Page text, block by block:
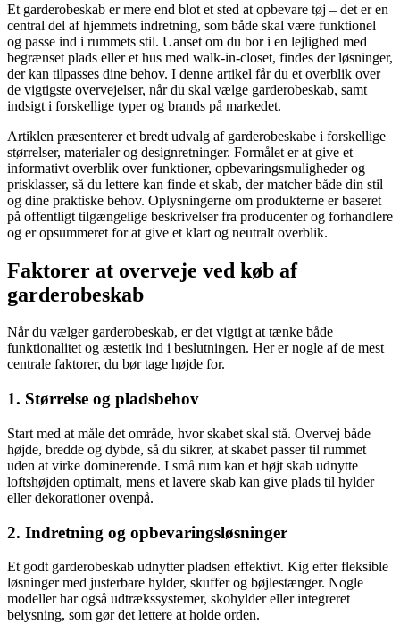
Et garderobeskab er mere end blot et sted at opbevare tøj – det er en
central del af hjemmets indretning, som både skal være funktionel
og passe ind i rummets stil. Uanset om du bor i en lejlighed med
begrænset plads eller et hus med walk-in-closet, findes der løsninger,
der kan tilpasses dine behov. I denne artikel får du et overblik over
de vigtigste overvejelser, når du skal vælge garderobeskab, samt
indsigt i forskellige typer og brands på markedet.
Artiklen præsenterer et bredt udvalg af garderobeskabe i forskellige
størrelser, materialer og designretninger. Formålet er at give et
informativt overblik over funktioner, opbevaringsmuligheder og
prisklasser, så du lettere kan finde et skab, der matcher både din stil
og dine praktiske behov. Oplysningerne om produkterne er baseret
på offentligt tilgængelige beskrivelser fra producenter og forhandlere
og er opsummeret for at give et klart og neutralt overblik.
Faktorer at overveje ved køb af
garderobeskab
Når du vælger garderobeskab, er det vigtigt at tænke både
funktionalitet og æstetik ind i beslutningen. Her er nogle af de mest
centrale faktorer, du bør tage højde for.
1. Størrelse og pladsbehov
Start med at måle det område, hvor skabet skal stå. Overvej både
højde, bredde og dybde, så du sikrer, at skabet passer til rummet
uden at virke dominerende. I små rum kan et højt skab udnytte
loftshøjden optimalt, mens et lavere skab kan give plads til hylder
eller dekorationer ovenpå.
2. Indretning og opbevaringsløsninger
Et godt garderobeskab udnytter pladsen effektivt. Kig efter fleksible
løsninger med justerbare hylder, skuffer og bøjlestænger. Nogle
modeller har også udtrækssystemer, skohylder eller integreret
belysning, som gør det lettere at holde orden.